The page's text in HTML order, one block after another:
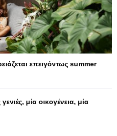
επειγόντως summer
μία οικογένεια, μία